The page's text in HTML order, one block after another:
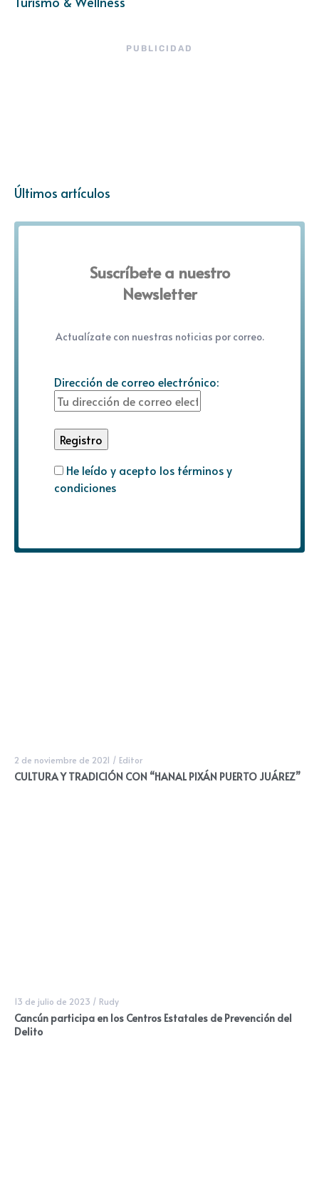
PUBLICIDAD
Últimos artículos
Suscríbete a nuestro
Newsletter
Actualízate con nuestras noticias por correo.
Dirección de correo electrónico:
He leído y acepto los términos y
condiciones
2 de noviembre de 2021 / Editor
CULTURA Y TRADICIÓN CON “HANAL PIXÁN PUERTO JUÁREZ”
13 de julio de 2023 / Rudy
Cancún participa en los Centros Estatales de Prevención del
Delito